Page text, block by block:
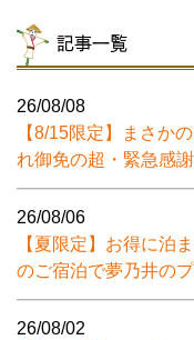
記事一覧
26/08/08
【8/15限定】まさか
れ御免の超・緊急感
26/08/06
【夏限定】お得に泊
のご宿泊で夢乃井の
26/08/02